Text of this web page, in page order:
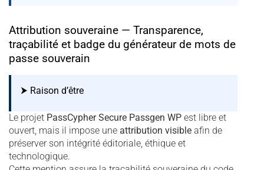
Attribution souveraine — Transparence,
traçabilité et badge du générateur de mots de
passe souverain
⮞ Raison d’être
Le projet PassCypher Secure Passgen WP est libre et
ouvert, mais il impose une attribution visible afin de
préserver son intégrité éditoriale, éthique et
technologique.